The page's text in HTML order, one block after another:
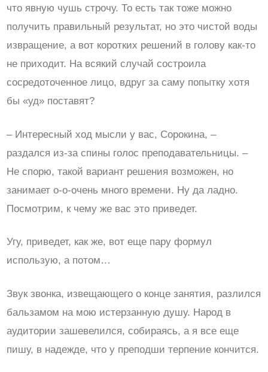
что явную чушь строчу. То есть так тоже можно
получить правильный результат, но это чистой воды
извращение, а вот коротких решений в голову как-то
не приходит. На всякий случай состроила
сосредоточенное лицо, вдруг за саму попытку хотя
бы «уд» поставят?
– Интересный ход мысли у вас, Сорокина, –
раздался из-за спины голос преподавательницы. –
Не спорю, такой вариант решения возможен, но
занимает о-о-очень много времени. Ну да ладно.
Посмотрим, к чему же вас это приведет.
Угу, приведет, как же, вот еще пару формул
использую, а потом…
Звук звонка, извещающего о конце занятия, разлился
бальзамом на мою истерзанную душу. Народ в
аудитории зашевелился, собираясь, а я все еще
пишу, в надежде, что у преподши терпение кончится.